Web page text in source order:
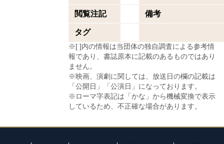
閲覧注記 備考
タグ
※[ ]内の情報は当団体の独自調査による参考情
報であり、書誌原本に記載のあるものではあり
ません。
※映画、演劇に関しては、放送日の欄の記載は
「公開日」「公演日」になっております。
※ローマ字表記は「かな」から機械変換で表示
しているため、不正確な場合があります。